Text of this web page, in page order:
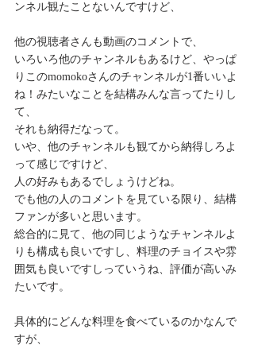
ンネル観たことないんですけど、
他の視聴者さんも動画のコメントで、
いろいろ他のチャンネルもあるけど、やっぱ
りこのmomokoさんのチャンネルが1番いいよ
ね！みたいなことを結構みんな言ってたりし
て、
それも納得だなって。
いや、他のチャンネルも観てから納得しろよ
って感じですけど、
人の好みもあるでしょうけどね。
でも他の人のコメントを見ている限り、結構
ファンが多いと思います。
総合的に見て、他の同じようなチャンネルよ
りも構成も良いですし、料理のチョイスや雰
囲気も良いですしっていうね、評価が高いみ
たいです。
具体的にどんな料理を食べているのかなんで
すが、